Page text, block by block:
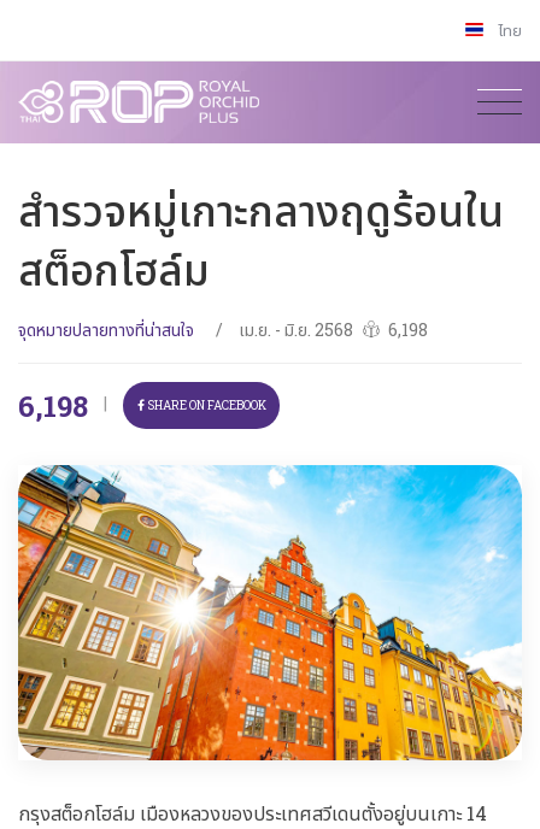
ไทย
สำรวจหมู่เกาะกลางฤดูร้อนใน
สต็อกโฮล์ม
จุดหมายปลายทางที่น่าสนใจ / เม.ย. - มิ.ย. 2568 6,198
6,198 | SHARE ON FACEBOOK
กรุงสต็อกโฮล์ม เมืองหลวงของประเทศสวีเดนตั้งอยู่บนเกาะ 14